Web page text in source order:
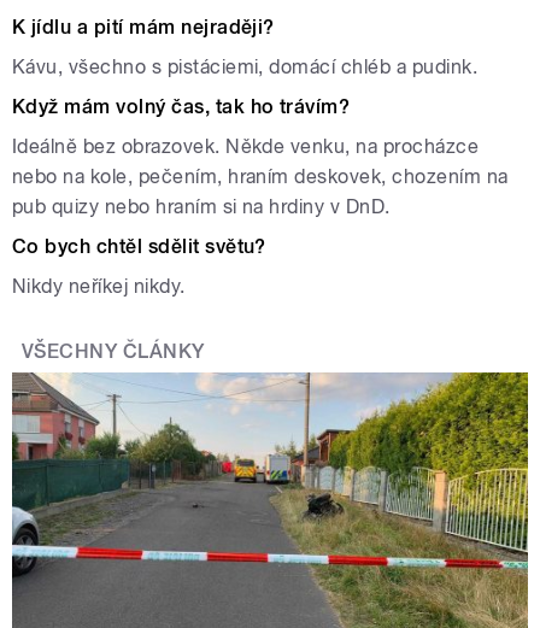
K jídlu a pití mám nejraději?
Kávu, všechno s pistáciemi, domácí chléb a pudink.
Když mám volný čas, tak ho trávím?
Ideálně bez obrazovek. Někde venku, na procházce
nebo na kole, pečením, hraním deskovek, chozením na
pub quizy nebo hraním si na hrdiny v DnD.
Co bych chtěl sdělit světu?
Nikdy neříkej nikdy.
VŠECHNY ČLÁNKY